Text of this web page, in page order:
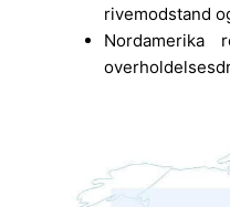
rivemodstand